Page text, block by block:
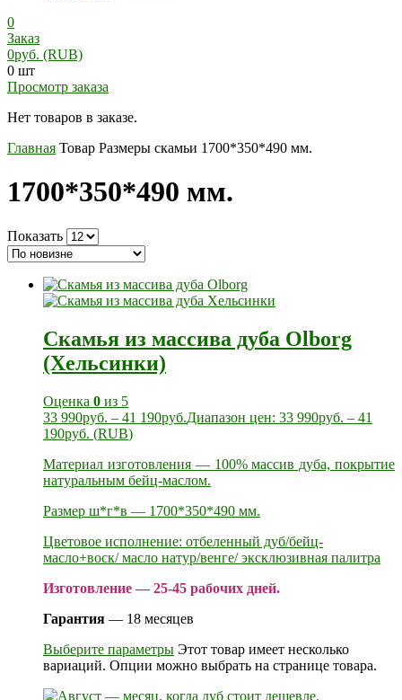
0
Заказ
0руб. (RUB)
0 шт
Просмотр заказа
Нет товаров в заказе.
Главная Товар Размеры скамьи 1700*350*490 мм.
1700*350*490 мм.
Показать
Скамья из массива дуба Olborg
(Хельсинки)
Оценка 0 из 5
33 990руб. – 41 190руб.Диапазон цен: 33 990руб. – 41
190руб. (RUB)
Материал изготовления — 100% массив дуба, покрытие
натуральным бейц-маслом.
Размер ш*г*в — 1700*350*490 мм.
Цветовое исполнение: отбеленный дуб/бейц-
масло+воск/ масло натур/венге/ эксклюзивная палитра
Изготовление — 25-45 рабочих дней.
Гарантия — 18 месяцев
Выберите параметры Этот товар имеет несколько
вариаций. Опции можно выбрать на странице товара.